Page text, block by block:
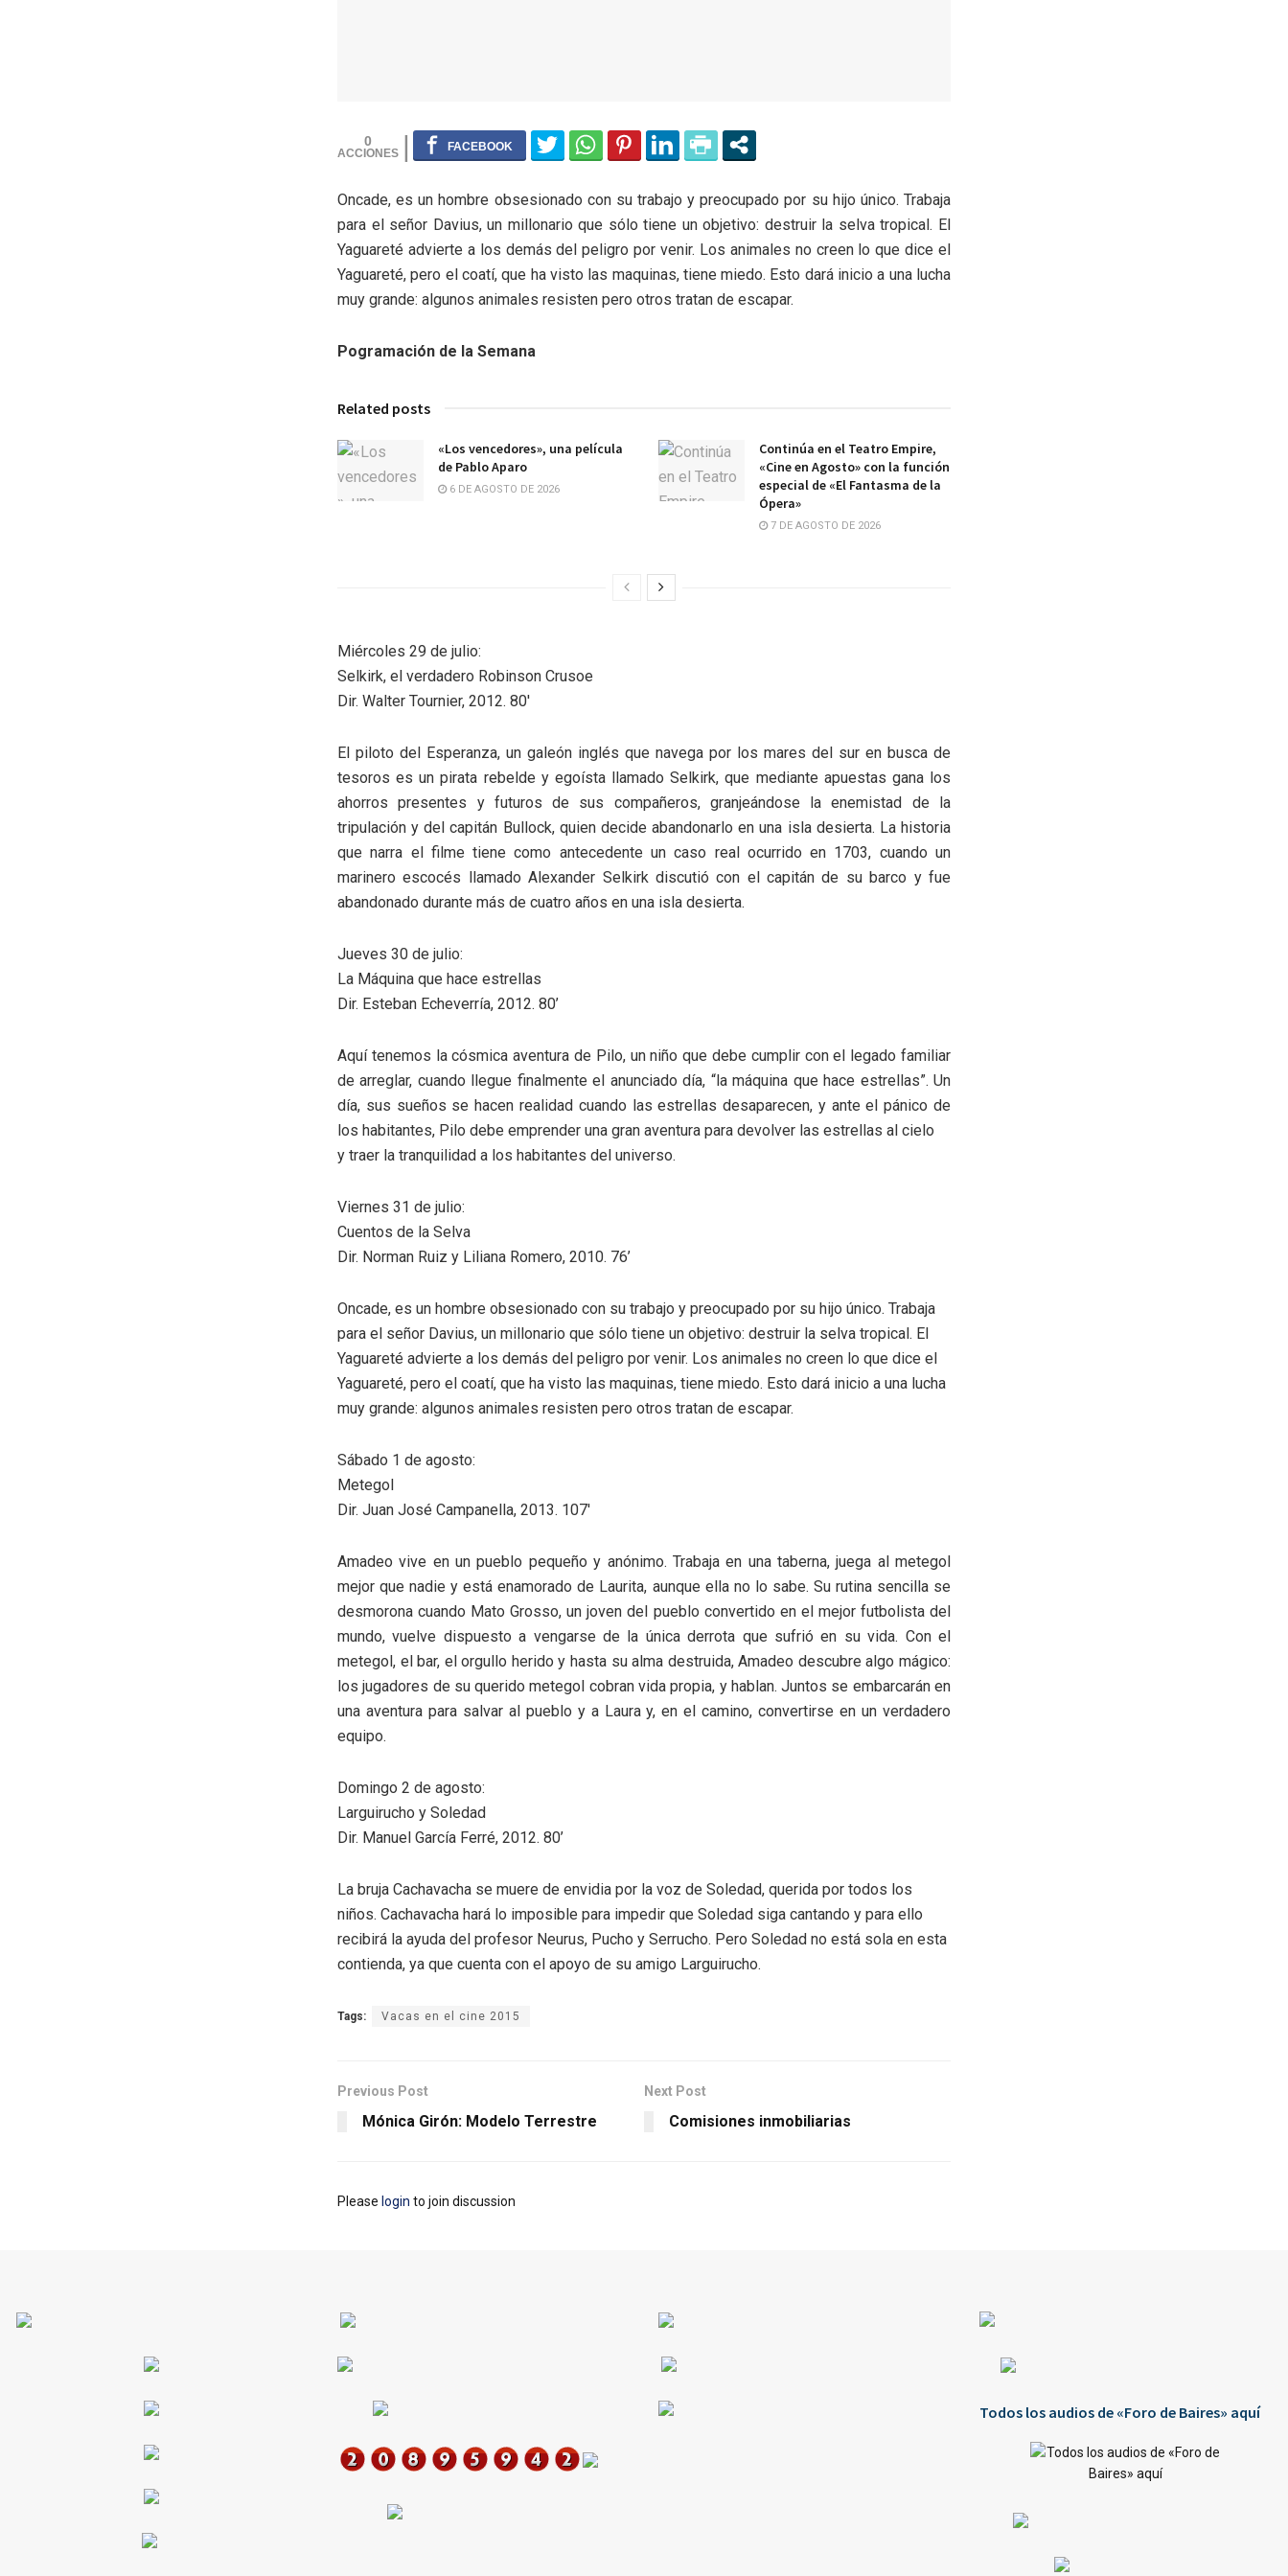
0
Oncade, es un hombre obsesionado con su trabajo y preocupado por su hijo único. Trabaja
para el señor Davius, un millonario que sólo tiene un objetivo: destruir la selva tropical. El
Yaguareté advierte a los demás del peligro por venir. Los animales no creen lo que dice el
Yaguareté, pero el coatí, que ha visto las maquinas, tiene miedo. Esto dará inicio a una lucha
muy grande: algunos animales resisten pero otros tratan de escapar.
Pogramación de la Semana
Related posts
«Los vencedores», una película
de Pablo Aparo
6 DE AGOSTO DE 2026
Continúa en el Teatro Empire,
«Cine en Agosto» con la función
especial de «El Fantasma de la
Ópera»
7 DE AGOSTO DE 2026
Miércoles 29 de julio:
Selkirk, el verdadero Robinson Crusoe
Dir. Walter Tournier, 2012. 80′
El piloto del Esperanza, un galeón inglés que navega por los mares del sur en busca de
tesoros es un pirata rebelde y egoísta llamado Selkirk, que mediante apuestas gana los
ahorros presentes y futuros de sus compañeros, granjeándose la enemistad de la
tripulación y del capitán Bullock, quien decide abandonarlo en una isla desierta. La historia
que narra el filme tiene como antecedente un caso real ocurrido en 1703, cuando un
marinero escocés llamado Alexander Selkirk discutió con el capitán de su barco y fue
abandonado durante más de cuatro años en una isla desierta.
Jueves 30 de julio:
La Máquina que hace estrellas
Dir. Esteban Echeverría, 2012. 80’
Aquí tenemos la cósmica aventura de Pilo, un niño que debe cumplir con el legado familiar
de arreglar, cuando llegue finalmente el anunciado día, “la máquina que hace estrellas”. Un
día, sus sueños se hacen realidad cuando las estrellas desaparecen, y ante el pánico de
los habitantes, Pilo debe emprender una gran aventura para devolver las estrellas al cielo
y traer la tranquilidad a los habitantes del universo.
Viernes 31 de julio:
Cuentos de la Selva
Dir. Norman Ruiz y Liliana Romero, 2010. 76’
Oncade, es un hombre obsesionado con su trabajo y preocupado por su hijo único. Trabaja
para el señor Davius, un millonario que sólo tiene un objetivo: destruir la selva tropical. El
Yaguareté advierte a los demás del peligro por venir. Los animales no creen lo que dice el
Yaguareté, pero el coatí, que ha visto las maquinas, tiene miedo. Esto dará inicio a una lucha
muy grande: algunos animales resisten pero otros tratan de escapar.
Sábado 1 de agosto:
Metegol
Dir. Juan José Campanella, 2013. 107′
Amadeo vive en un pueblo pequeño y anónimo. Trabaja en una taberna, juega al metegol
mejor que nadie y está enamorado de Laurita, aunque ella no lo sabe. Su rutina sencilla se
desmorona cuando Mato Grosso, un joven del pueblo convertido en el mejor futbolista del
mundo, vuelve dispuesto a vengarse de la única derrota que sufrió en su vida. Con el
metegol, el bar, el orgullo herido y hasta su alma destruida, Amadeo descubre algo mágico:
los jugadores de su querido metegol cobran vida propia, y hablan. Juntos se embarcarán en
una aventura para salvar al pueblo y a Laura y, en el camino, convertirse en un verdadero
equipo.
Domingo 2 de agosto:
Larguirucho y Soledad
Dir. Manuel García Ferré, 2012. 80’
La bruja Cachavacha se muere de envidia por la voz de Soledad, querida por todos los
niños. Cachavacha hará lo imposible para impedir que Soledad siga cantando y para ello
recibirá la ayuda del profesor Neurus, Pucho y Serrucho. Pero Soledad no está sola en esta
contienda, ya que cuenta con el apoyo de su amigo Larguirucho.
Tags: Vacas en el cine 2015
Previous Post
Mónica Girón: Modelo Terrestre
Next Post
Comisiones inmobiliarias
Please login to join discussion
Todos los audios de «Foro de Baires» aquí